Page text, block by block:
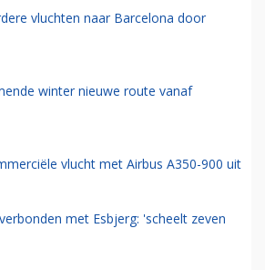
vluchten naar Barcelona door
winter nieuwe route vanaf
vlucht met Airbus A350-900 uit
met Esbjerg: 'scheelt zeven